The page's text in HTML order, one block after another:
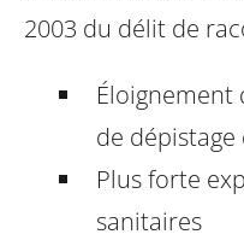
2003 du délit de
Éloignement
de
Plus forte
sanitaires